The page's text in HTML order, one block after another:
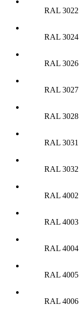
RAL 3022
RAL 3024
RAL 3026
RAL 3027
RAL 3028
RAL 3031
RAL 3032
RAL 4002
RAL 4003
RAL 4004
RAL 4005
RAL 4006